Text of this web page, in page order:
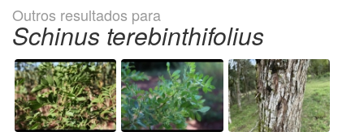
Outros resultados para
Schinus terebinthifolius